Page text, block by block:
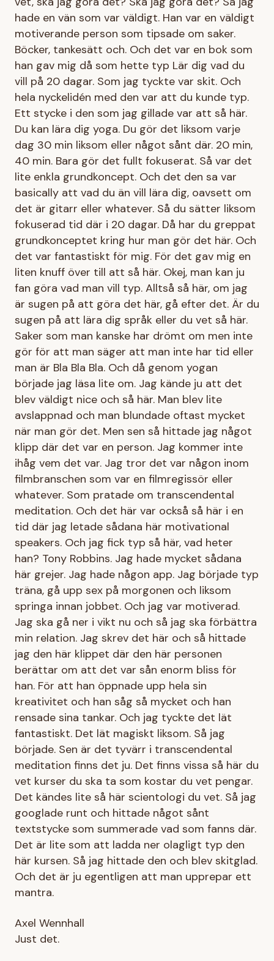
hade en vän som var väldigt. Han var en väldigt
motiverande person som tipsade om saker.
Böcker, tankesätt och. Och det var en bok som
han gav mig då som hette typ Lär dig vad du
vill på 20 dagar. Som jag tyckte var skit. Och
hela nyckelidén med den var att du kunde typ.
Ett stycke i den som jag gillade var att så här.
Du kan lära dig yoga. Du gör det liksom varje
dag 30 min liksom eller något sånt där. 20 min,
40 min. Bara gör det fullt fokuserat. Så var det
lite enkla grundkoncept. Och det den sa var
basically att vad du än vill lära dig, oavsett om
det är gitarr eller whatever. Så du sätter liksom
fokuserad tid där i 20 dagar. Då har du greppat
grundkonceptet kring hur man gör det här. Och
det var fantastiskt för mig. För det gav mig en
liten knuff över till att så här. Okej, man kan ju
fan göra vad man vill typ. Alltså så här, om jag
är sugen på att göra det här, gå efter det. Är du
sugen på att lära dig språk eller du vet så här.
Saker som man kanske har drömt om men inte
gör för att man säger att man inte har tid eller
man är Bla Bla Bla. Och då genom yogan
började jag läsa lite om. Jag kände ju att det
blev väldigt nice och så här. Man blev lite
avslappnad och man blundade oftast mycket
när man gör det. Men sen så hittade jag något
klipp där det var en person. Jag kommer inte
ihåg vem det var. Jag tror det var någon inom
filmbranschen som var en filmregissör eller
whatever. Som pratade om transcendental
meditation. Och det här var också så här i en
tid där jag letade sådana här motivational
speakers. Och jag fick typ så här, vad heter
han? Tony Robbins. Jag hade mycket sådana
här grejer. Jag hade någon app. Jag började typ
träna, gå upp sex på morgonen och liksom
springa innan jobbet. Och jag var motiverad.
Jag ska gå ner i vikt nu och så jag ska förbättra
min relation. Jag skrev det här och så hittade
jag den här klippet där den här personen
berättar om att det var sån enorm bliss för
han. För att han öppnade upp hela sin
kreativitet och han såg så mycket och han
rensade sina tankar. Och jag tyckte det lät
fantastiskt. Det lät magiskt liksom. Så jag
började. Sen är det tyvärr i transcendental
meditation finns det ju. Det finns vissa så här du
vet kurser du ska ta som kostar du vet pengar.
Det kändes lite så här scientologi du vet. Så jag
googlade runt och hittade något sånt
textstycke som summerade vad som fanns där.
Det är lite som att ladda ner olagligt typ den
här kursen. Så jag hittade den och blev skitglad.
Och det är ju egentligen att man upprepar ett
mantra.
Axel Wennhall
Just det.